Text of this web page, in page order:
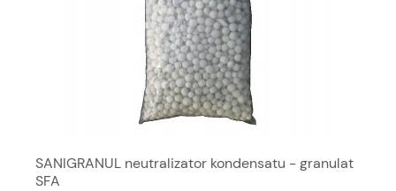
SANIGRANUL neutralizator kondensatu - granulat
SFA